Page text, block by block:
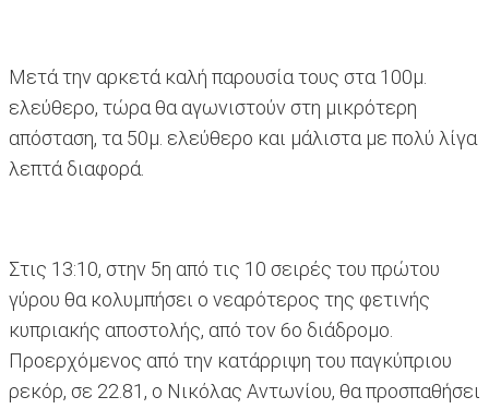
Μετά την αρκετά καλή παρουσία τους στα 100μ.
ελεύθερο, τώρα θα αγωνιστούν στη μικρότερη
απόσταση, τα 50μ. ελεύθερο και μάλιστα με πολύ λίγα
λεπτά διαφορά.
Στις 13:10, στην 5η από τις 10 σειρές του πρώτου
γύρου θα κολυμπήσει ο νεαρότερος της φετινής
κυπριακής αποστολής, από τον 6ο διάδρομο.
Προερχόμενος από την κατάρριψη του παγκύπριου
ρεκόρ, σε 22.81, ο Νικόλας Αντωνίου, θα προσπαθήσει